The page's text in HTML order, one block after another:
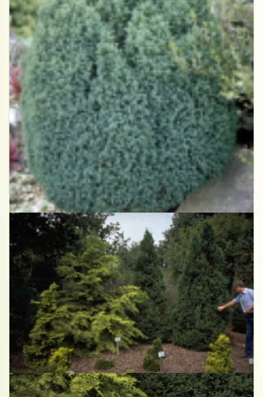
Dwergcypres
Chamaecyparis lawsoniana 'Nymph'